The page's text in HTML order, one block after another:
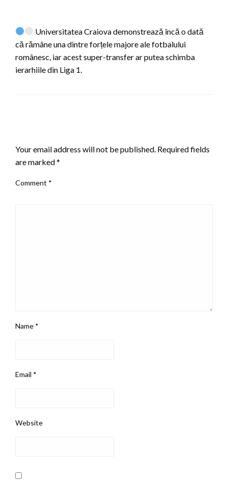
Universitatea Craiova demonstrează încă o dată
că rămâne una dintre forțele majore ale fotbalului
românesc, iar acest super-transfer ar putea schimba
ierarhiile din Liga 1.
Your email address will not be published. Required fields
are marked*
Comment *
Name *
Email *
Website